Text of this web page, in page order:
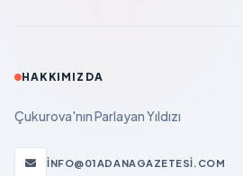
HAKKIMIZDA
Çukurova'nın Parlayan Yıldızı
INFO@01ADANAGAZETESI.COM